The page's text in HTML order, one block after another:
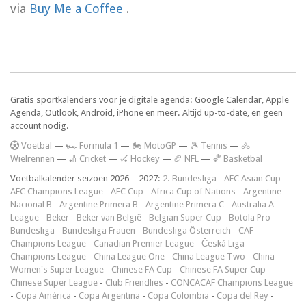
via Buy Me a Coffee .
Gratis sportkalenders voor je digitale agenda: Google Calendar, Apple
Agenda, Outlook, Android, iPhone en meer. Altijd up-to-date, en geen
account nodig.
Voetbal — 🏎️ Formula 1 — 🏍 MotoGP — 🎾 Tennis — 🚴
Wielrennen — 🏏 Cricket — 🏑 Hockey — 🏈 NFL — 🏀 Basketbal
Voetbalkalender seizoen 2026 – 2027: 2. Bundesliga - AFC Asian Cup -
AFC Champions League - AFC Cup - Africa Cup of Nations - Argentine
Nacional B - Argentine Primera B - Argentine Primera C - Australia A-
League - Beker - Beker van België - Belgian Super Cup - Botola Pro -
Bundesliga - Bundesliga Frauen - Bundesliga Österreich - CAF
Champions League - Canadian Premier League - Česká Liga -
Champions League - China League One - China League Two - China
Women's Super League - Chinese FA Cup - Chinese FA Super Cup -
Chinese Super League - Club Friendlies - CONCACAF Champions League
- Copa América - Copa Argentina - Copa Colombia - Copa del Rey -